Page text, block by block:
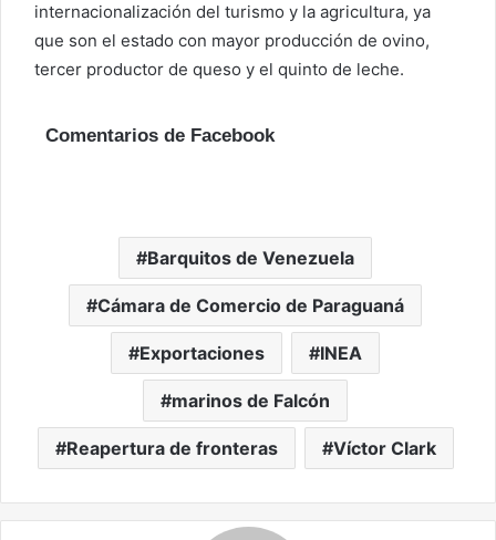
internacionalización del turismo y la agricultura, ya
que son el estado con mayor producción de ovino,
tercer productor de queso y el quinto de leche.
Comentarios de Facebook
Barquitos de Venezuela
Cámara de Comercio de Paraguaná
Exportaciones INEA
marinos de Falcón
Reapertura de fronteras Víctor Clark